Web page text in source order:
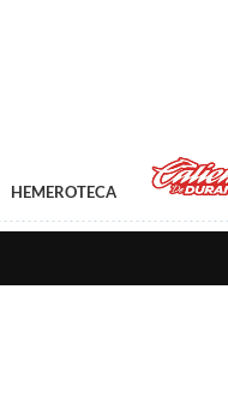
HEMEROTECA